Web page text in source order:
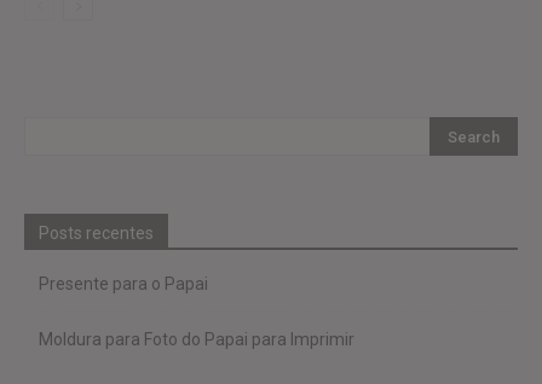
Posts recentes
Presente para o Papai
Moldura para Foto do Papai para Imprimir